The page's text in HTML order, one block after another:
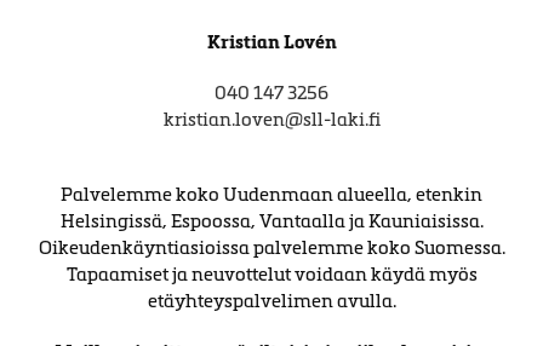
Kristian Lovén
040 147 3256
kristian.loven@sll-laki.fi
Palvelemme koko Uudenmaan alueella, etenkin
Helsingissä, Espoossa, Vantaalla ja Kauniaisissa.
Oikeudenkäyntiasioissa palvelemme koko Suomessa.
Tapaamiset ja neuvottelut voidaan käydä myös
etäyhteyspalvelimen avulla.